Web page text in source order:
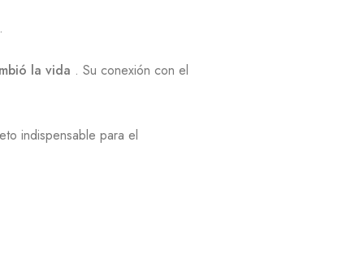
la vida . Su conexión con el
indispensable para el